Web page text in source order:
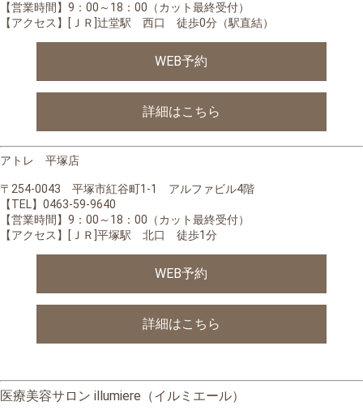
【営業時間】 9：00～18：00（カット最終受付）
【アクセス】[ＪＲ]辻堂駅 西口 徒歩0分（駅直結）
WEB予約
詳細はこちら
アトレ 平塚店
〒254-0043 平塚市紅谷町1-1 アルファビル4階
【TEL】0463-59-9640
【営業時間】 9：00～18：00（カット最終受付）
【アクセス】[ＪＲ]平塚駅 北口 徒歩1分
WEB予約
詳細はこちら
医療美容サロン illumiere（イルミエール）